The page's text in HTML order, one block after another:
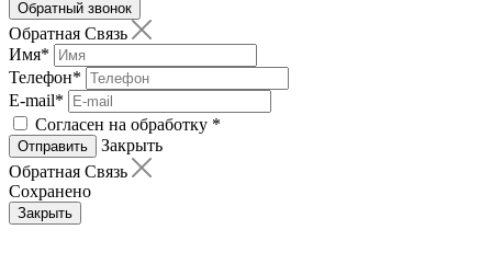
Обратный звонок
Обратная Связь
Имя*
Телефон*
E-mail*
Согласен на обработку *
Отправить
Закрыть
Обратная Связь
Сохранено
Закрыть